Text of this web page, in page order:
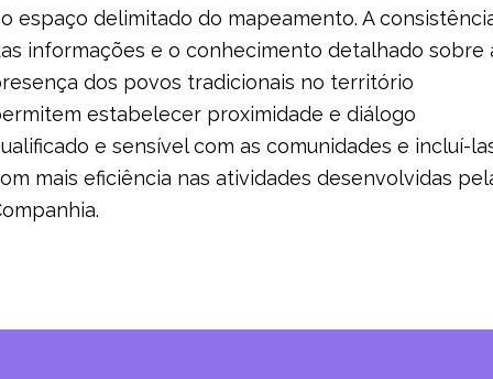
espaço delimitado do mapeamento. A
informações e o conhecimento detalhado sobre
dos povos tradicionais no território
estabelecer proximidade e diálogo
e sensível com as comunidades e incluí-
mais eficiência nas atividades desenvolvidas